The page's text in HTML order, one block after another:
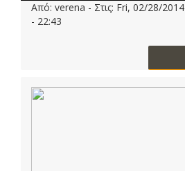
Από: verena - Στις: Fri, 02/28/2014
- 22:43